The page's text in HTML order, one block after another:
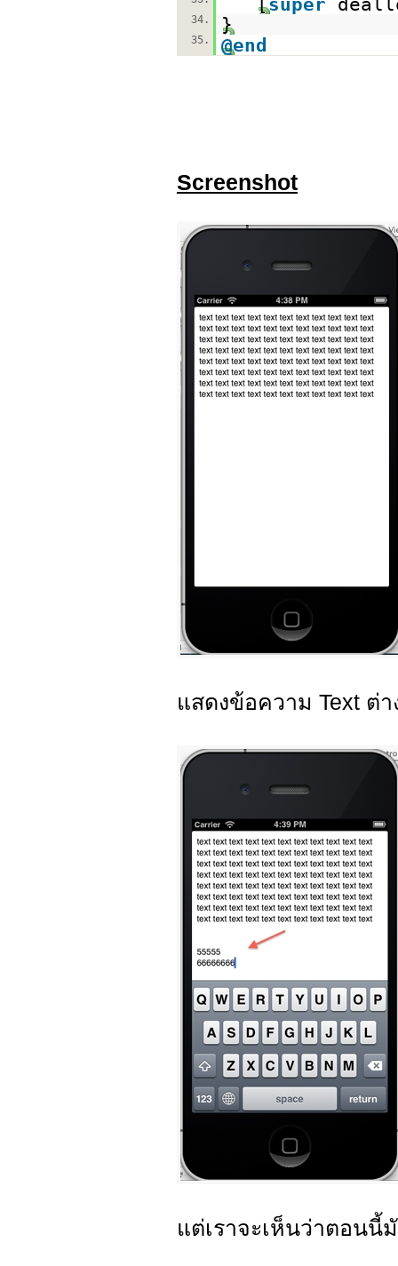
34. }
35. @end
Screenshot
แสดงข้อความ Text ต่
แต่เราจะเห็นว่าตอน